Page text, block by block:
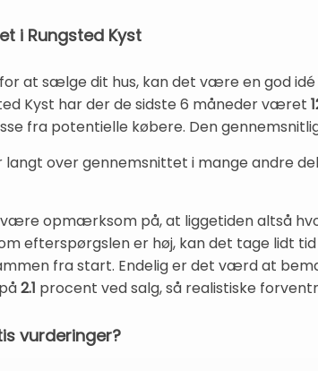
i Rungsted Kyst
at sælge dit hus, kan det være en god
Kyst har der de sidste 6 måneder været
fra potentielle købere. Den
langt over gennemsnittet i mange andre
opmærksom på, at liggetiden altså
efterspørgslen er høj, kan det tage lidt
fra start. Endelig er det værd at
2.1 procent ved salg, så realistiske
vurderinger?